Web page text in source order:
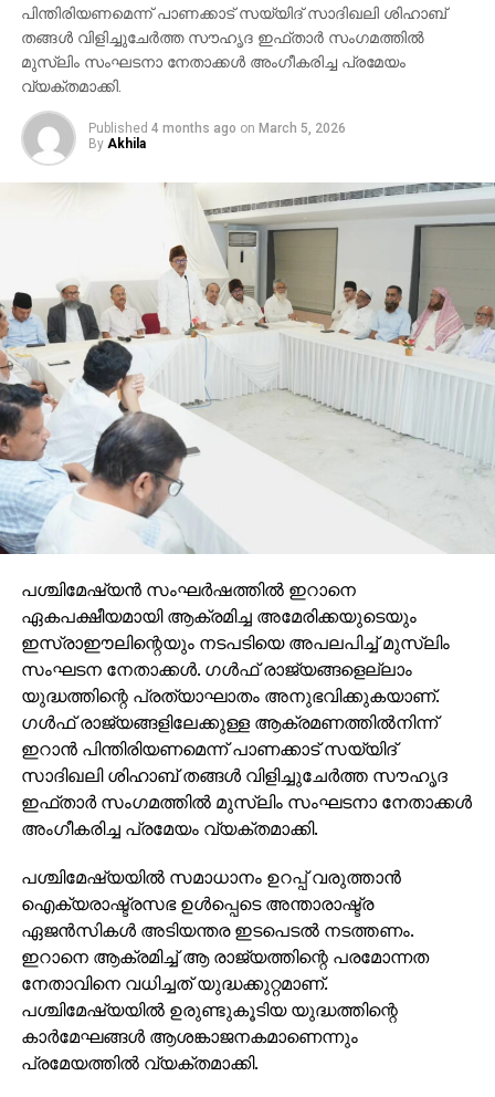
പിന്തിരിയണമെന്ന് പാണക്കാട് സയ്യിദ് സാദിഖലി ശിഹാബ്
തങ്ങള്‍ വിളിച്ചുചേര്‍ത്ത സൗഹൃദ ഇഫ്താര്‍ സംഗമത്തില്‍
മുസ്ലിം സംഘടനാ നേതാക്കള്‍ അംഗീകരിച്ച പ്രമേയം
വ്യക്തമാക്കി.
Published 4 months ago on March 5, 2026
By Akhila
പശ്ചിമേഷ്യന്‍ സംഘര്‍ഷത്തില്‍ ഇറാനെ
ഏകപക്ഷീയമായി ആക്രമിച്ച അമേരിക്കയുടെയും
ഇസ്രാഈലിന്റെയും നടപടിയെ അപലപിച്ച് മുസ്‌ലിം
സംഘടന നേതാക്കള്‍. ഗള്‍ഫ് രാജ്യങ്ങളെല്ലാം
യുദ്ധത്തിന്റെ പ്രത്യാഘാതം അനുഭവിക്കുകയാണ്.
ഗള്‍ഫ് രാജ്യങ്ങളിലേക്കുള്ള ആക്രമണത്തില്‍നിന്ന്
ഇറാന്‍ പിന്തിരിയണമെന്ന് പാണക്കാട് സയ്യിദ്
സാദിഖലി ശിഹാബ് തങ്ങള്‍ വിളിച്ചുചേര്‍ത്ത സൗഹൃദ
ഇഫ്താര്‍ സംഗമത്തില്‍ മുസ്ലിം സംഘടനാ നേതാക്കള്‍
അംഗീകരിച്ച പ്രമേയം വ്യക്തമാക്കി.
പശ്ചിമേഷ്യയില്‍ സമാധാനം ഉറപ്പ് വരുത്താന്‍
ഐക്യരാഷ്ട്രസഭ ഉള്‍പ്പെടെ അന്താരാഷ്ട്ര
ഏജന്‍സികള്‍ അടിയന്തര ഇടപെടല്‍ നടത്തണം.
ഇറാനെ ആക്രമിച്ച് ആ രാജ്യത്തിന്റെ പരമോന്നത
നേതാവിനെ വധിച്ചത് യുദ്ധക്കുറ്റമാണ്.
പശ്ചിമേഷ്യയില്‍ ഉരുണ്ടുകൂടിയ യുദ്ധത്തിന്റെ
കാര്‍മേഘങ്ങള്‍ ആശങ്കാജനകമാണെന്നും
പ്രമേയത്തില്‍ വ്യക്തമാക്കി.